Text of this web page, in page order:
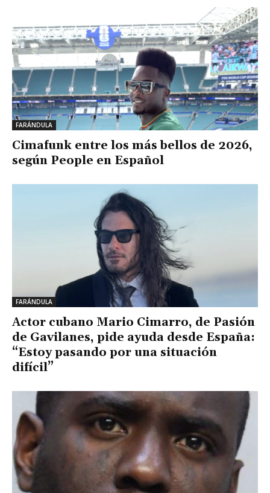
FARÁNDULA
Cimafunk entre los más bellos de 2026,
según People en Español
FARÁNDULA
Actor cubano Mario Cimarro, de Pasión
de Gavilanes, pide ayuda desde España:
“Estoy pasando por una situación
difícil”